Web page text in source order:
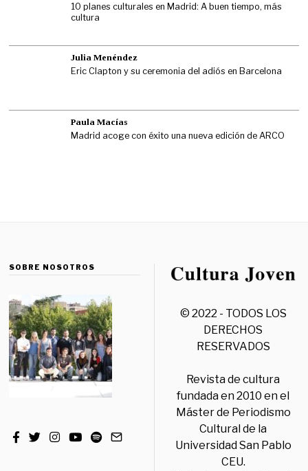
10 planes culturales en Madrid: A buen tiempo, más
cultura
Julia Menéndez
Eric Clapton y su ceremonia del adiós en Barcelona
Paula Macías
Madrid acoge con éxito una nueva edición de ARCO
SOBRE NOSOTROS
© 2022 - TODOS LOS
DERECHOS
RESERVADOS
Revista de cultura
fundada en 2010 en el
Máster de Periodismo
Cultural de la
Universidad San Pablo
CEU.